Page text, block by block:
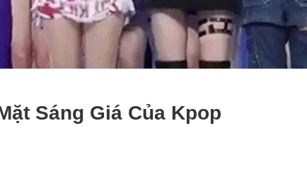
Sáng Giá Của Kpop